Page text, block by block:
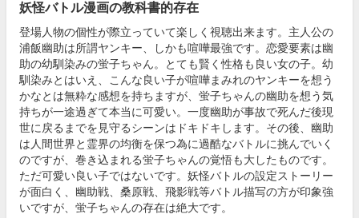
妖怪バトル漫画の教科書的存在
登場人物の個性が際立っていて楽しく視聴出来ます。主人公の
浦飯幽助は所謂ヤンキー、しかも喧嘩最強です。恋愛要素は幽
助の幼馴染みの蛍子ちゃん。とても賢く性格も良い女の子。幼
馴染みとはいえ、こんな良い子が喧嘩まみれのヤンキーを想う
かなとは無粋な感想を持ちますが、蛍子ちゃんの幽助を想う気
持ちが一途過ぎて本当に可愛い。一度幽助が事故で死んだ後現
世に戻るまでを見守るシーンはドキドキします。その後、幽助
は人間世界と霊界の均衡を保つ為に過酷なバトルに挑んでいく
のですが、巻き込まれる蛍子ちゃんの覚悟も大したものです。
ただ可愛い良い子ではないです。妖怪バトルの設定ストーリー
が面白く、幽助戦、桑原戦、飛影戦等バトル描写の方が印象強
いですが、蛍子ちゃんの存在は絶大です。